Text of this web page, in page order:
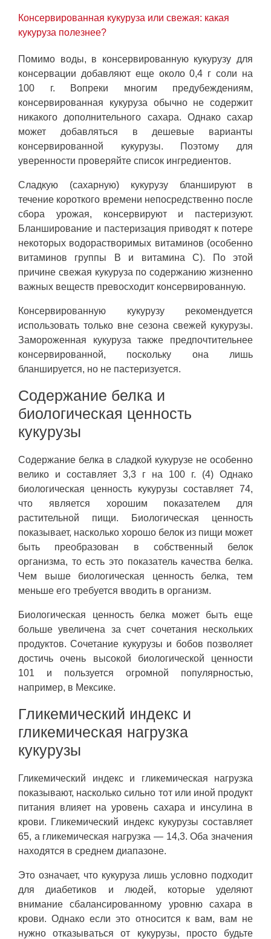
Консервированная кукуруза или свежая: какая
кукуруза полезнее?
Помимо воды, в консервированную кукурузу для
консервации добавляют еще около 0,4 г соли на
100 г. Вопреки многим предубеждениям,
консервированная кукуруза обычно не содержит
никакого дополнительного сахара. Однако сахар
может добавляться в дешевые варианты
консервированной кукурузы. Поэтому для
уверенности проверяйте список ингредиентов.
Сладкую (сахарную) кукурузу бланшируют в
течение короткого времени непосредственно после
сбора урожая, консервируют и пастеризуют.
Бланширование и пастеризация приводят к потере
некоторых водорастворимых витаминов (особенно
витаминов группы В и витамина С). По этой
причине свежая кукуруза по содержанию жизненно
важных веществ превосходит консервированную.
Консервированную кукурузу рекомендуется
использовать только вне сезона свежей кукурузы.
Замороженная кукуруза также предпочтительнее
консервированной, поскольку она лишь
бланшируется, но не пастеризуется.
Содержание белка и
биологическая ценность
кукурузы
Содержание белка в сладкой кукурузе не особенно
велико и составляет 3,3 г на 100 г. (4) Однако
биологическая ценность кукурузы составляет 74,
что является хорошим показателем для
растительной пищи. Биологическая ценность
показывает, насколько хорошо белок из пищи может
быть преобразован в собственный белок
организма, то есть это показатель качества белка.
Чем выше биологическая ценность белка, тем
меньше его требуется вводить в организм.
Биологическая ценность белка может быть еще
больше увеличена за счет сочетания нескольких
продуктов. Сочетание кукурузы и бобов позволяет
достичь очень высокой биологической ценности
101 и пользуется огромной популярностью,
например, в Мексике.
Гликемический индекс и
гликемическая нагрузка
кукурузы
Гликемический индекс и гликемическая нагрузка
показывают, насколько сильно тот или иной продукт
питания влияет на уровень сахара и инсулина в
крови. Гликемический индекс кукурузы составляет
65, а гликемическая нагрузка — 14,3. Оба значения
находятся в среднем диапазоне.
Это означает, что кукуруза лишь условно подходит
для диабетиков и людей, которые уделяют
внимание сбалансированному уровню сахара в
крови. Однако если это относится к вам, вам не
нужно отказываться от кукурузы, просто будьте